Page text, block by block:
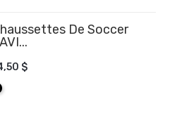
De Soccer
$